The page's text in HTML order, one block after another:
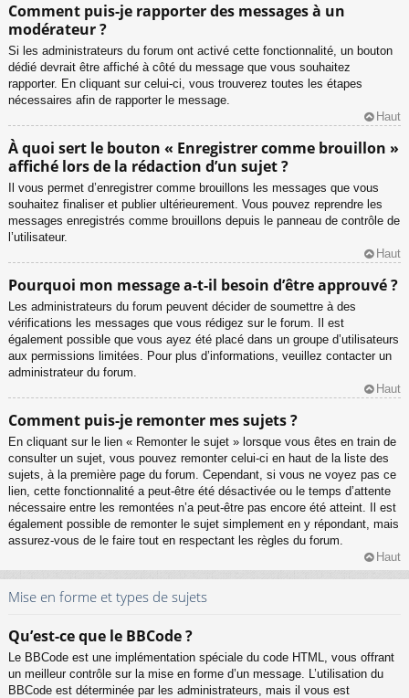
Comment puis-je rapporter des messages à un
modérateur ?
Si les administrateurs du forum ont activé cette fonctionnalité, un bouton
dédié devrait être affiché à côté du message que vous souhaitez
rapporter. En cliquant sur celui-ci, vous trouverez toutes les étapes
nécessaires afin de rapporter le message.
Haut
À quoi sert le bouton « Enregistrer comme brouillon »
affiché lors de la rédaction d’un sujet ?
Il vous permet d’enregistrer comme brouillons les messages que vous
souhaitez finaliser et publier ultérieurement. Vous pouvez reprendre les
messages enregistrés comme brouillons depuis le panneau de contrôle de
l’utilisateur.
Haut
Pourquoi mon message a-t-il besoin d’être approuvé ?
Les administrateurs du forum peuvent décider de soumettre à des
vérifications les messages que vous rédigez sur le forum. Il est
également possible que vous ayez été placé dans un groupe d’utilisateurs
aux permissions limitées. Pour plus d’informations, veuillez contacter un
administrateur du forum.
Haut
Comment puis-je remonter mes sujets ?
En cliquant sur le lien « Remonter le sujet » lorsque vous êtes en train de
consulter un sujet, vous pouvez remonter celui-ci en haut de la liste des
sujets, à la première page du forum. Cependant, si vous ne voyez pas ce
lien, cette fonctionnalité a peut-être été désactivée ou le temps d’attente
nécessaire entre les remontées n’a peut-être pas encore été atteint. Il est
également possible de remonter le sujet simplement en y répondant, mais
assurez-vous de le faire tout en respectant les règles du forum.
Haut
Mise en forme et types de sujets
Qu’est-ce que le BBCode ?
Le BBCode est une implémentation spéciale du code HTML, vous offrant
un meilleur contrôle sur la mise en forme d’un message. L’utilisation du
BBCode est déterminée par les administrateurs, mais il vous est